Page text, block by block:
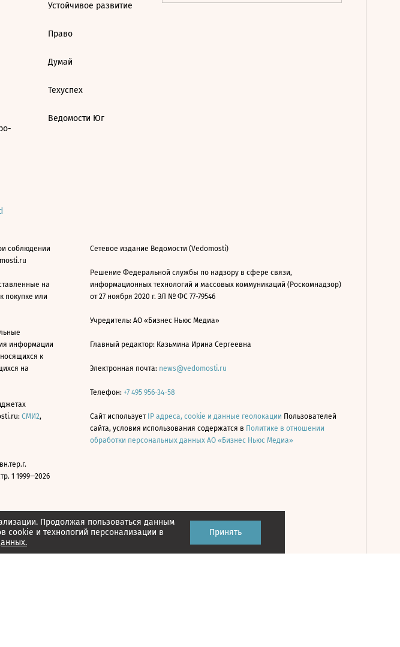
Продолжая пользоваться данным
cookie и технологий персонализации в
Принять
Устойчивое развитие
Право
Думай
Техуспех
Ведомости Юг
соблюдении
на
покупке или
информации
к
на
СМИ2,
1 1999—2026
Сетевое издание Ведомости (Vedomosti)
Решение Федеральной службы по надзору в сфере связи,
информационных технологий и массовых коммуникаций (Роскомнадзор)
от 27 ноября 2020 г. ЭЛ № ФС 77-79546
Учредитель: АО «Бизнес Ньюс Медиа»
Главный редактор: Казьмина Ирина Сергеевна
Электронная почта: news@vedomosti.ru
Телефон: +7 495 956-34-58
Сайт использует IP адреса, cookie и данные геолокации Пользователей
сайта, условия использования содержатся в Политике в отношении
обработки персональных данных АО «Бизнес Ньюс Медиа»